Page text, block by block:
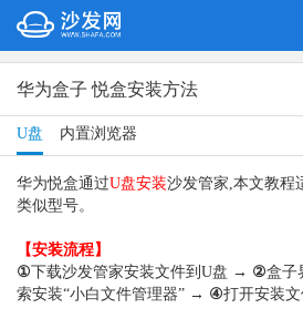
华为盒子 悦盒安装方法
U盘 内置浏览器
华为悦盒通过U盘安装沙发管家,本文教程
类似型号。
【安装流程】
①下载沙发管家安装文件到U盘 → ②盒子
索安装“小白文件管理器” → ④打开安装